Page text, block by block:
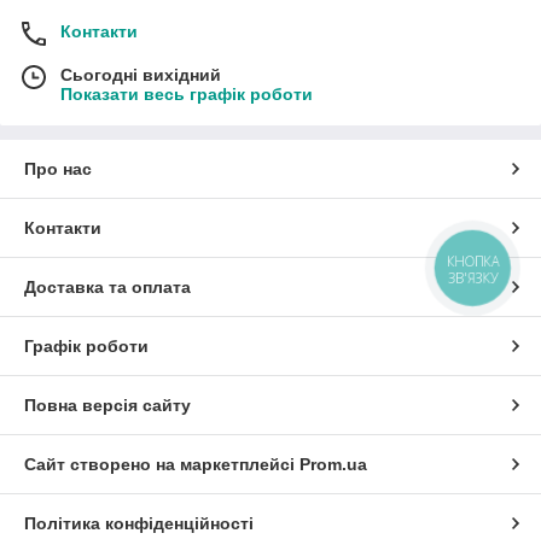
Контакти
Сьогодні вихідний
Показати весь графік роботи
Про нас
Контакти
Доставка та оплата
Графік роботи
Повна версія сайту
Сайт створено на маркетплейсі Prom.ua
Політика конфіденційності
КНОПКА
ЗВ'ЯЗКУ